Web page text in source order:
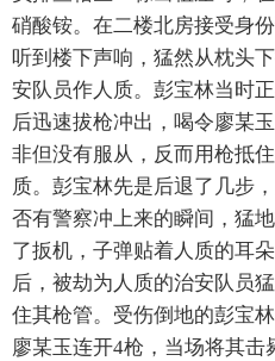
硝酸铵。在二楼北房接受身
听到楼下声响，猛然从枕头
安队员作人质。彭宝林当时
后迅速拔枪冲出，喝令廖某
非但没有服从，反而用枪抵
质。彭宝林先是后退了几步
否有警察冲上来的瞬间，猛
了扳机，子弹贴着人质的耳
后，被劫为人质的治安队员
住其枪管。受伤倒地的彭宝
廖某玉连开4枪，当场将其